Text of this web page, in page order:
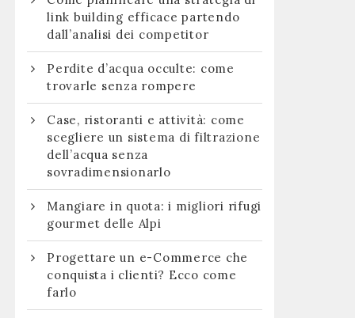
link building efficace partendo
dall’analisi dei competitor
Perdite d’acqua occulte: come
trovarle senza rompere
Case, ristoranti e attività: come
scegliere un sistema di filtrazione
dell’acqua senza
sovradimensionarlo
Mangiare in quota: i migliori rifugi
gourmet delle Alpi
Progettare un e-Commerce che
conquista i clienti? Ecco come
farlo